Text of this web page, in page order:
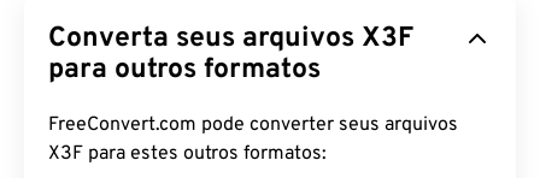
Converta seus arquivos X3F
para outros formatos
FreeConvert.com pode converter seus arquivos
X3F para estes outros formatos: